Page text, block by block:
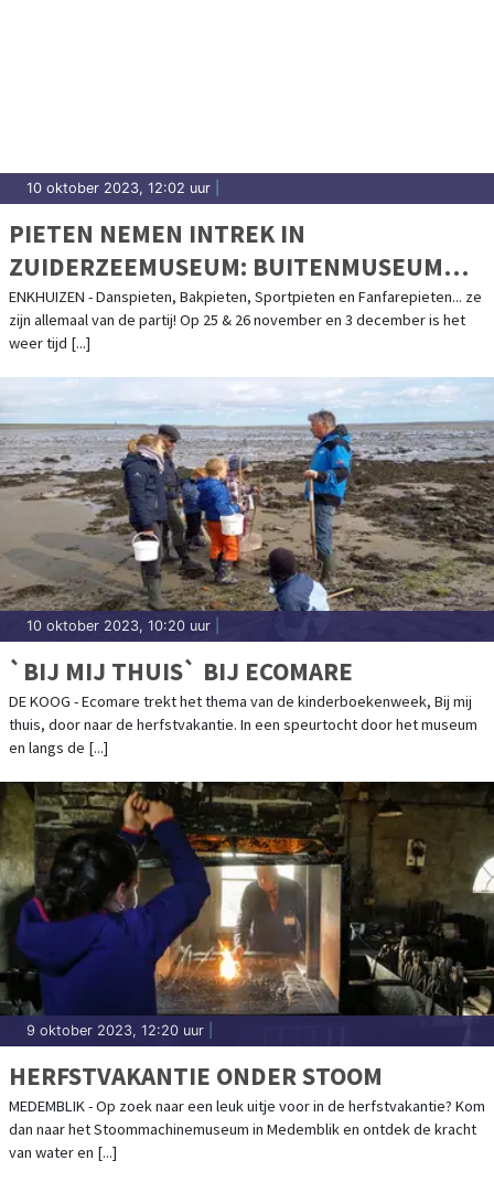
10 oktober 2023, 12:02 uur
PIETEN NEMEN INTREK IN
ZUIDERZEEMUSEUM: BUITENMUSEUM
OMGEDOOPT TOT PIETENDORP
ENKHUIZEN - Danspieten, Bakpieten, Sportpieten en Fanfarepieten... ze
zijn allemaal van de partij! Op 25 & 26 november en 3 december is het
weer tijd [...]
10 oktober 2023, 10:20 uur
`BIJ MIJ THUIS` BIJ ECOMARE
DE KOOG - Ecomare trekt het thema van de kinderboekenweek, Bij mij
thuis, door naar de herfstvakantie. In een speurtocht door het museum
en langs de [...]
9 oktober 2023, 12:20 uur
HERFSTVAKANTIE ONDER STOOM
MEDEMBLIK - Op zoek naar een leuk uitje voor in de herfstvakantie? Kom
dan naar het Stoommachinemuseum in Medemblik en ontdek de kracht
van water en [...]